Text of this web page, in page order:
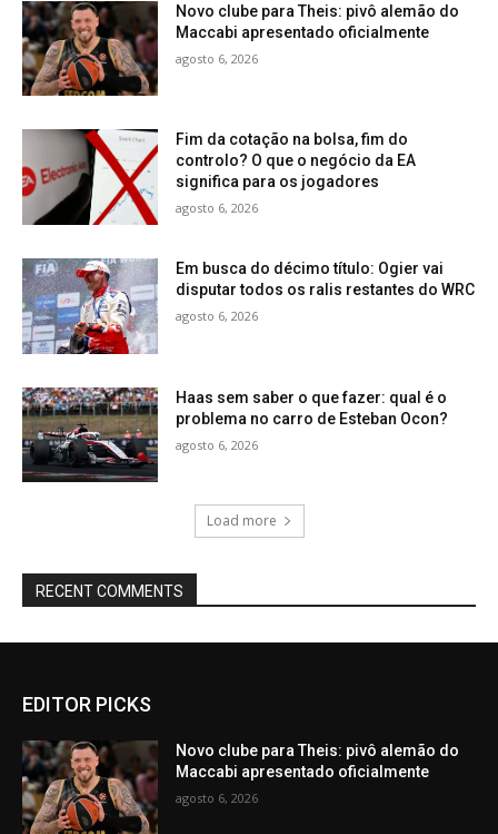
Novo clube para Theis: pivô alemão do
Maccabi apresentado oficialmente
agosto 6, 2026
Fim da cotação na bolsa, fim do
controlo? O que o negócio da EA
significa para os jogadores
agosto 6, 2026
Em busca do décimo título: Ogier vai
disputar todos os ralis restantes do WRC
agosto 6, 2026
Haas sem saber o que fazer: qual é o
problema no carro de Esteban Ocon?
agosto 6, 2026
Load more
RECENT COMMENTS
EDITOR PICKS
Novo clube para Theis: pivô alemão do
Maccabi apresentado oficialmente
agosto 6, 2026